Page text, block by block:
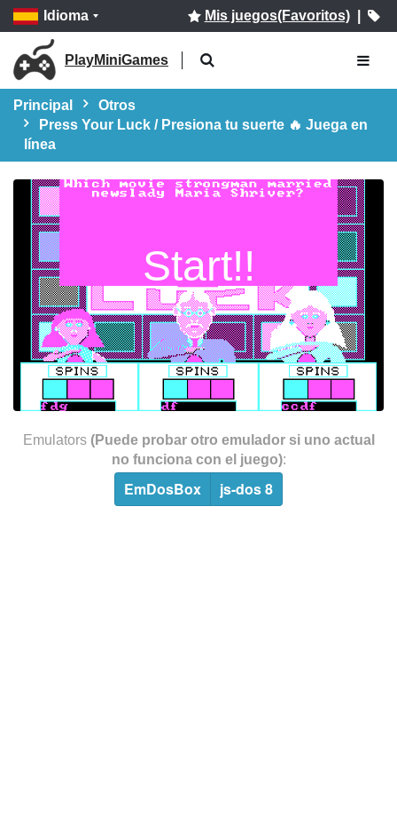
Idioma Mis juegos(Favoritos)|
PlayMiniGames
Principal
Otros
Press Your Luck / Presiona tu suerte 🔥 Juega en
línea
Start!!
Emulators (Puede probar otro emulador si uno actual
no funciona con el juego):
EmDosBox js-dos 8